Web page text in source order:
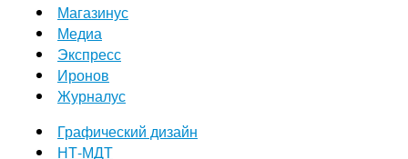
Магазинус
Медиа
Экспресс
Иронов
Журналус
Графический дизайн
НТ-МДТ